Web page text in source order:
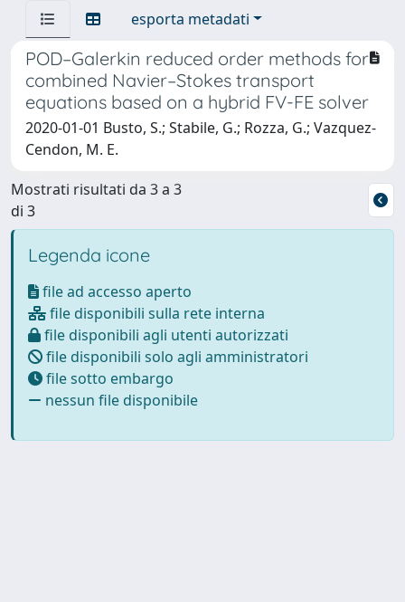
esporta metadati
POD–Galerkin reduced order methods for
combined Navier–Stokes transport
equations based on a hybrid FV-FE solver
2020-01-01 Busto, S.; Stabile, G.; Rozza, G.; Vazquez-
Cendon, M. E.
Mostrati risultati da 3 a 3
di 3
Legenda icone
file ad accesso aperto
file disponibili sulla rete interna
file disponibili agli utenti autorizzati
file disponibili solo agli amministratori
file sotto embargo
nessun file disponibile